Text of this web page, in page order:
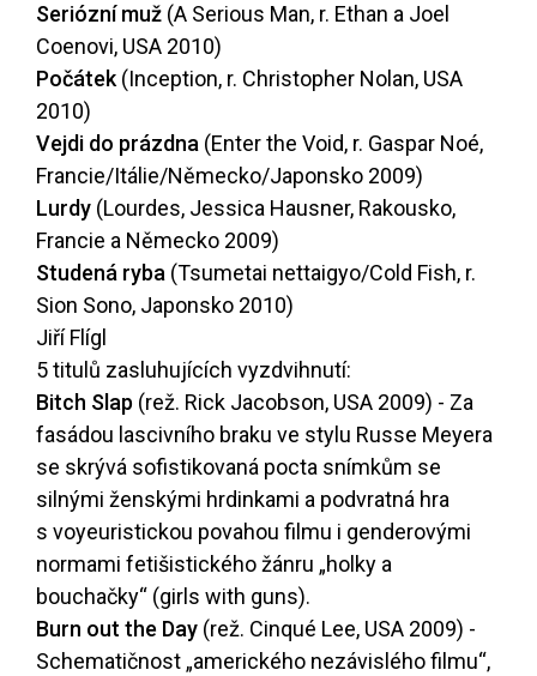
Seriózní muž (A Serious Man, r. Ethan a Joel
Coenovi, USA 2010)
Počátek(Inception, r. Christopher Nolan, USA
2010)
Vejdi do prázdna (Enter the Void, r. Gaspar Noé,
Francie/Itálie/Německo/Japonsko 2009)
Lurdy (Lourdes, Jessica Hausner, Rakousko,
Francie a Německo 2009)
Studená ryba (Tsumetai nettaigyo/Cold Fish, r.
Sion Sono, Japonsko 2010)
Jiří Flígl
5 titulů zasluhujících vyzdvihnutí:
Bitch Slap (rež. Rick Jacobson, USA 2009) - Za
fasádou lascivního braku ve stylu Russe Meyera
se skrývá sofistikovaná pocta snímkům se
silnými ženskými hrdinkami a podvratná hra
s voyeuristickou povahou filmu i genderovými
normami fetišistického žánru „holky a
bouchačky“ (girls with guns).
Burn out the Day (rež. Cinqué Lee, USA 2009) -
Schematičnost „amerického nezávislého filmu“,